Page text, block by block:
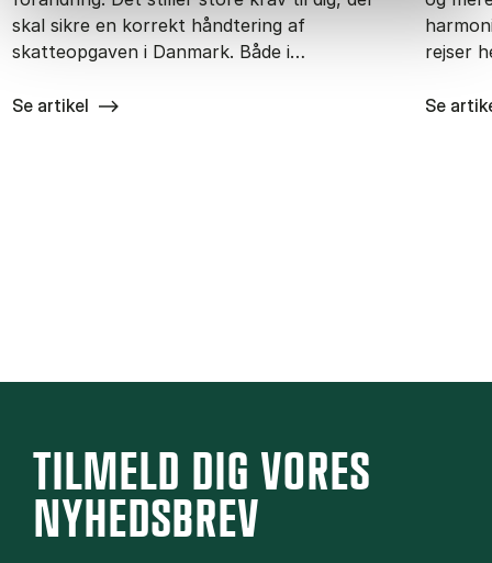
skal sikre en korrekt håndtering af
skatteopgaven i Danmark. Både i…
Se artikel
rejser
Se
TILMELD DIG VORES
NYHEDSBREV